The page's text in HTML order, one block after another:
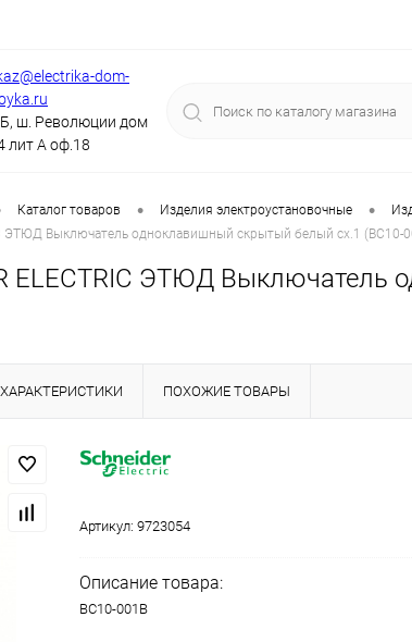
dom-
ш. Революции дом
лит А оф.18
Каталог товаров • Изделия электроустановочные •
ЭТЮД Выключатель одноклавишный скрытый белый сх.1 (BC10-
ELECTRIC ЭТЮД Выключатель
ХАРАКТЕРИСТИКИ ПОХОЖИЕ ТОВАРЫ
Артикул: 9723054
Описание товара:
BC10-001B